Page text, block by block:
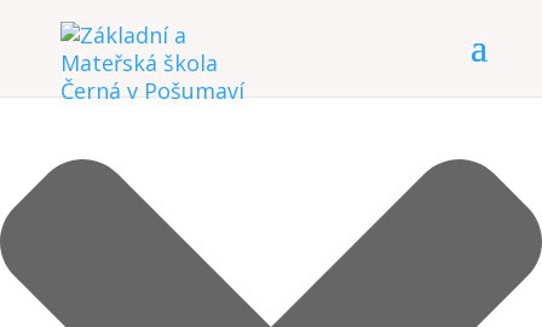
Spravovat Souhlas